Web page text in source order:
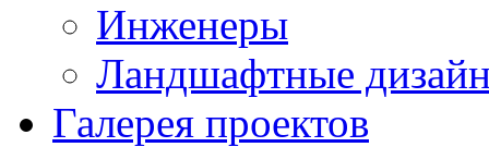
Инженеры
Ландшафтные
Галерея проектов